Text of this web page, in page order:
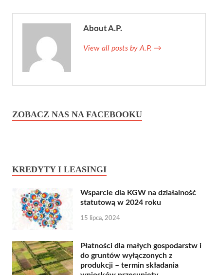
About A.P.
View all posts by A.P. →
ZOBACZ NAS NA FACEBOOKU
KREDYTY I LEASINGI
Wsparcie dla KGW na działalność
statutową w 2024 roku
15 lipca, 2024
Płatności dla małych gospodarstw i
do gruntów wyłączonych z
produkcji – termin składania